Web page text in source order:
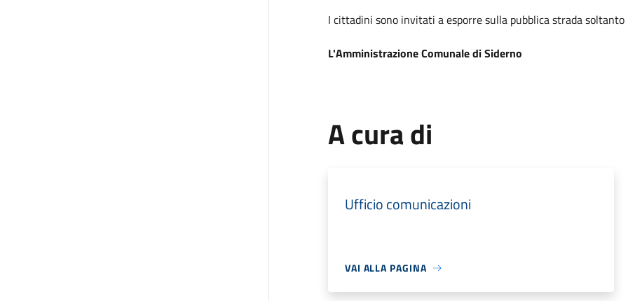
I cittadini sono invitati a esporre sulla pubblica strada
L'Amministrazione Comunale di Siderno
A cura di
Ufficio comunicazioni
VAI ALLA PAGINA